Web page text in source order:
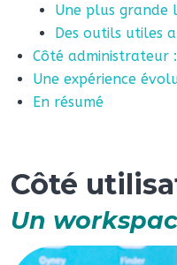
Une plus grande
Des outils utiles
Côté administrateur
Une expérience
En résumé
Côté
Un